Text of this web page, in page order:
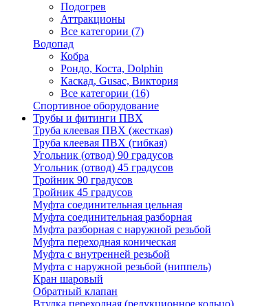
Подогрев
Аттракционы
Все категории (7)
Водопад
Кобра
Рондо, Коста, Dolphin
Каскад, Gusac, Виктория
Все категории (16)
Спортивное оборудование
Трубы и фитинги ПВХ
Труба клеевая ПВХ (жесткая)
Труба клеевая ПВХ (гибкая)
Угольник (отвод) 90 градусов
Угольник (отвод) 45 градусов
Тройник 90 градусов
Тройник 45 градусов
Муфта соединительная цельная
Муфта соединительная разборная
Муфта разборная с наружной резьбой
Муфта переходная коническая
Муфта с внутренней резьбой
Муфта с наружной резьбой (ниппель)
Кран шаровый
Обратный клапан
Втулка переходная (редукционное кольцо)